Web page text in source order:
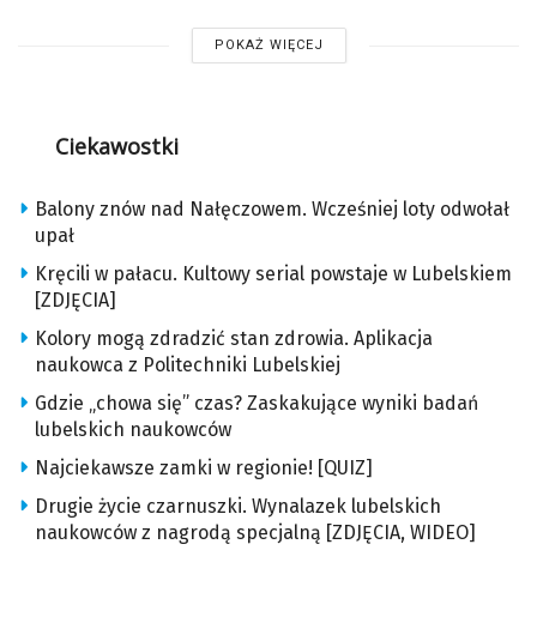
POKAŻ WIĘCEJ
Ciekawostki
Balony znów nad Nałęczowem. Wcześniej loty odwołał
upał
Kręcili w pałacu. Kultowy serial powstaje w Lubelskiem
[ZDJĘCIA]
Kolory mogą zdradzić stan zdrowia. Aplikacja
naukowca z Politechniki Lubelskiej
Gdzie „chowa się” czas? Zaskakujące wyniki badań
lubelskich naukowców
Najciekawsze zamki w regionie! [QUIZ]
Drugie życie czarnuszki. Wynalazek lubelskich
naukowców z nagrodą specjalną [ZDJĘCIA, WIDEO]